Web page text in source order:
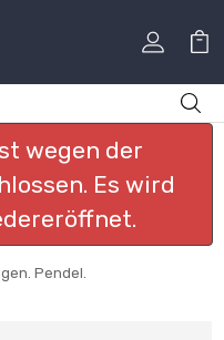
wegen der
Es wird
Pendel.